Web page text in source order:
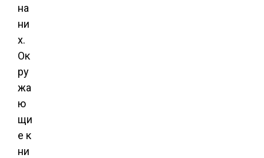
на
ни
х.
Ок
ру
жа
ю
щи
е к
ни